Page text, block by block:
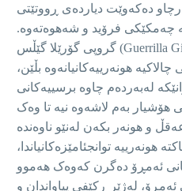
دەکەوێت دیاردەی ڕووتێتی
چەمکێکی فرۆید و شەهوەتەوە.
گروپی گۆرێلا گێڵس (Guerrilla Girls)، کە گروپێکی فیمینیستی
هونەرییەکانیانەوە بڵێن،
لەبەردەم چاوە برسییەکانی
بەم لاشەوە نیە تا وەک
و هونەر بکەن لەنێو ناوەندە
هونەرییە توانجئامێزەکانیاندا،
ئەمڕۆ دەگرن کەوەک هەموو
لەژێر ڕکێفی پیاواندان و